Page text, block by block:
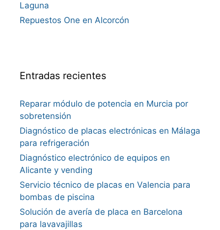
Laguna
Repuestos One en Alcorcón
Entradas recientes
Reparar módulo de potencia en Murcia por
sobretensión
Diagnóstico de placas electrónicas en Málaga
para refrigeración
Diagnóstico electrónico de equipos en
Alicante y vending
Servicio técnico de placas en Valencia para
bombas de piscina
Solución de avería de placa en Barcelona
para lavavajillas